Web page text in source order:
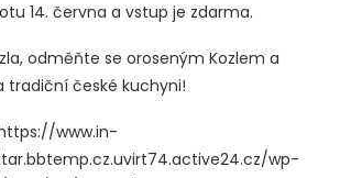
14. června a vstup je zdarma.
odměňte se oroseným Kozlem a
tradiční české kuchyni!
www.in-
wp-